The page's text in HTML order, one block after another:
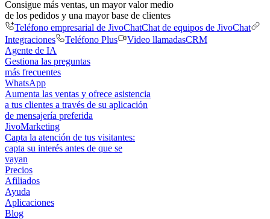
Consigue más ventas, un mayor valor medio
de los pedidos y una mayor base de clientes
Teléfono empresarial de JivoChatChat de equipos de JivoChat
Integraciones
Teléfono Plus Video llamadasCRM
Agente de IA
Gestiona las preguntas
más frecuentes
WhatsApp
Aumenta las ventas y ofrece asistencia
a tus clientes a través de su aplicación
de mensajería preferida
JivoMarketing
Capta la atención de tus visitantes:
capta su interés antes de que se
vayan
Precios
Afiliados
Ayuda
Aplicaciones
Blog